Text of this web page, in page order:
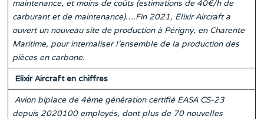
maintenance, et moins de coûts (estimations de 40€/h de
carburant et de maintenance)….Fin 2021, Elixir Aircraft a
ouvert un nouveau site de production à Périgny, en Charente
Maritime, pour internaliser l’ensemble de la production des
pièces en carbone.
Elixir Aircraft en chiffres
Avion biplace de 4ème génération certifié EASA CS-23
depuis 2020100 employés, dont plus de 70 nouvelles